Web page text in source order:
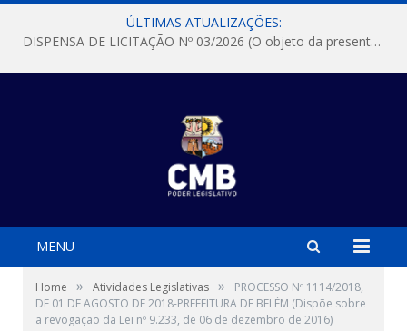
ÚLTIMAS ATUALIZAÇÕES:
DISPENSA DE LICITAÇÃO Nº 03/2026 (O objeto da presente dispensa é a escolha da proposta mais vantajosa para a aquisição, de aparelhos de ar condicionado, tipo Split, com material de instalação e fogão industrial, conforme condições, quantidades e exigências estabelecidas no termo de referencia e neste aviso de contratação direta e seus anexos)
MENU
Home » Atividades Legislativas »
PROCESSO Nº 1114/2018,
DE 01 DE AGOSTO DE 2018-PREFEITURA DE BELÉM (Dispõe sobre
a revogação da Lei nº 9.233, de 06 de dezembro de 2016)